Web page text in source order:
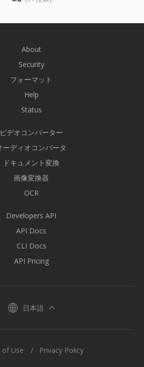
About
Security
フォーマット
Help
Status
ビデオコンバーター
ーディオコンバータ
ドキュメント変換
画像変換器
OCR
Developers API
API Docs
CLI Docs
API Pricing
日本語
of Use Privacy Policy